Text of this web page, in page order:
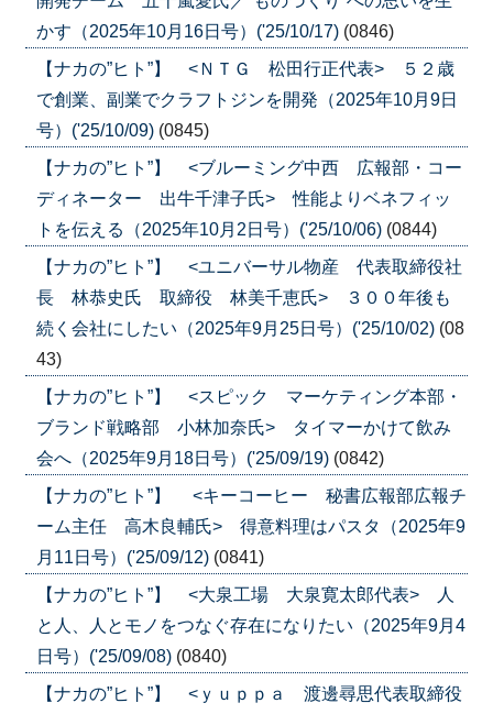
かす（2025年10月16日号）('25/10/17) (0846)
【ナカの”ヒト”】 <ＮＴＧ 松田行正代表> ５２歳
で創業、副業でクラフトジンを開発（2025年10月9日
号）('25/10/09) (0845)
【ナカの”ヒト”】 <ブルーミング中西 広報部・コー
ディネーター 出牛千津子氏> 性能よりベネフィッ
トを伝える（2025年10月2日号）('25/10/06) (0844)
【ナカの”ヒト”】 <ユニバーサル物産 代表取締役社
長 林恭史氏 取締役 林美千恵氏> ３００年後も
続く会社にしたい（2025年9月25日号）('25/10/02) (08
43)
【ナカの”ヒト”】 <スピック マーケティング本部・
ブランド戦略部 小林加奈氏> タイマーかけて飲み
会へ（2025年9月18日号）('25/09/19) (0842)
【ナカの”ヒト”】 <キーコーヒー 秘書広報部広報チ
ーム主任 高木良輔氏> 得意料理はパスタ（2025年9
月11日号）('25/09/12) (0841)
【ナカの”ヒト”】 <大泉工場 大泉寛太郎代表> 人
と人、人とモノをつなぐ存在になりたい（2025年9月4
日号）('25/09/08) (0840)
【ナカの”ヒト”】 <ｙｕｐｐａ 渡邊尋思代表取締役